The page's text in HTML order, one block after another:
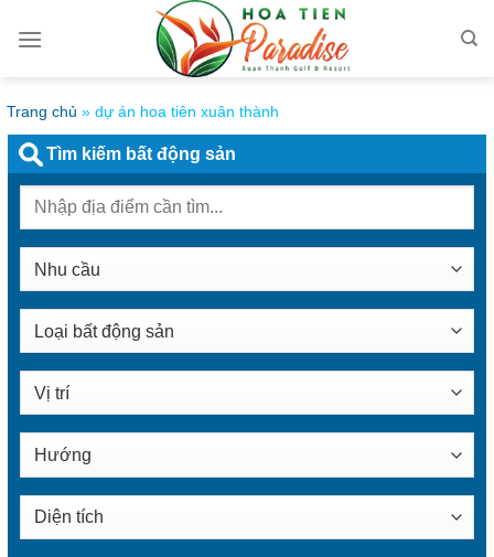
qua
Trang chủ » dự án hoa tiên xuân thành
Tìm kiếm bất động sản